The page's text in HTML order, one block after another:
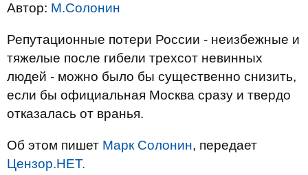
Автор: М.Солонин
Репутационные потери России - неизбежные и
тяжелые после гибели трехсот невинных
людей - можно было бы существенно снизить,
если бы официальная Москва сразу и твердо
отказалась от вранья.
Об этом пишет Марк Солонин, передает
Цензор.НЕТ.